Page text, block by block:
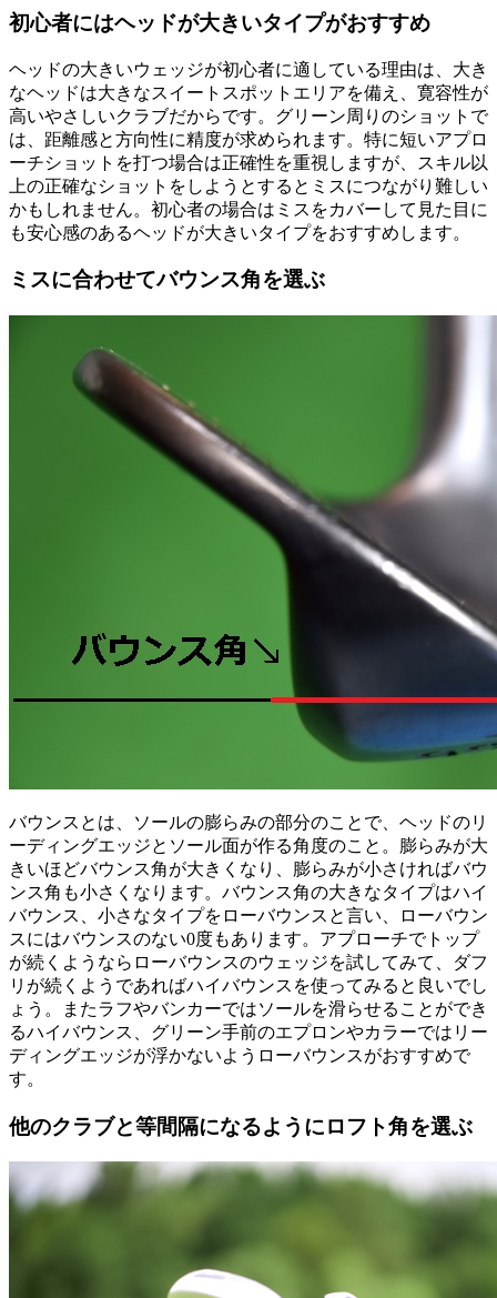
初心者にはヘッドが大きいタイプがおすすめ
ヘッドの大きいウェッジが初心者に適している理由は、大き
なヘッドは大きなスイートスポットエリアを備え、寛容性が
高いやさしいクラブだからです。グリーン周りのショットで
は、距離感と方向性に精度が求められます。特に短いアプロ
ーチショットを打つ場合は正確性を重視しますが、スキル以
上の正確なショットをしようとするとミスにつながり難しい
かもしれません。初心者の場合はミスをカバーして見た目に
も安心感のあるヘッドが大きいタイプをおすすめします。
ミスに合わせてバウンス角を選ぶ
バウンスとは、ソールの膨らみの部分のことで、ヘッドのリ
ーディングエッジとソール面が作る角度のこと。膨らみが大
きいほどバウンス角が大きくなり、膨らみが小さければバウ
ンス角も小さくなります。バウンス角の大きなタイプはハイ
バウンス、小さなタイプをローバウンスと言い、ローバウン
スにはバウンスのない0度もあります。アプローチでトップ
が続くようならローバウンスのウェッジを試してみて、ダフ
リが続くようであればハイバウンスを使ってみると良いでし
ょう。またラフやバンカーではソールを滑らせることができ
るハイバウンス、グリーン手前のエプロンやカラーではリー
ディングエッジが浮かないようローバウンスがおすすめで
す。
他のクラブと等間隔になるようにロフト角を選ぶ